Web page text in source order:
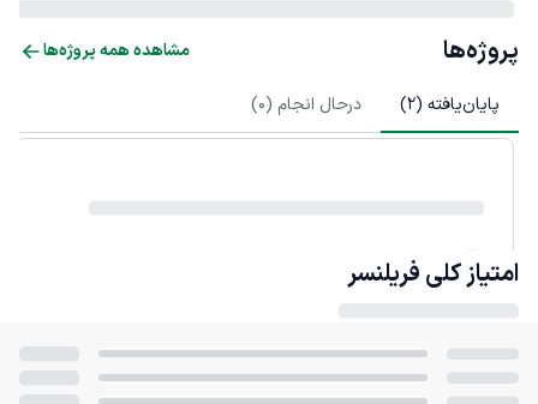
پروژه‌ها مشاهده همه پروژه‌ها
پایان‌یافته (2
) درحال انجام (0
)
امتیاز کلی فریلنسر